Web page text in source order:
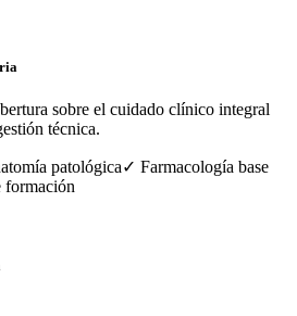
sobre el cuidado clínico integral
técnica.
patológica✓ Farmacología base
formación